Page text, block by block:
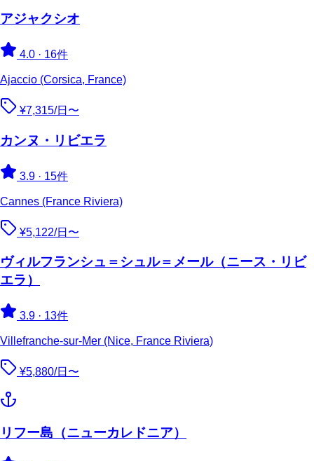
アジャクシオ
4.0 · 16件
Ajaccio (Corsica, France)
¥7,315/日〜
カンヌ・リビエラ
3.9 · 15件
Cannes (France Riviera)
¥5,122/日〜
ヴィルフランシュ＝シュル＝メール（ニース・リビ
エラ）
3.9 · 13件
Villefranche-sur-Mer (Nice, France Riviera)
¥5,880/日〜
リフー島（ニューカレドニア）